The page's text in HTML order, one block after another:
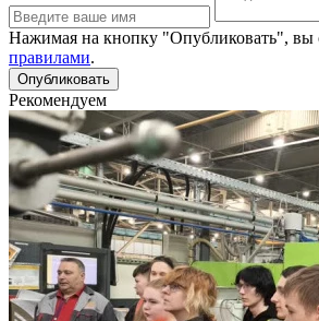
Нажимая на кнопку "Опубликовать", вы
правилами.
Рекомендуем